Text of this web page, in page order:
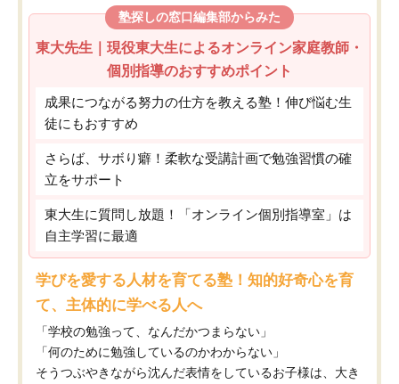
塾探しの窓口編集部からみた
東大先生｜現役東大生によるオンライン家庭教師・
個別指導のおすすめポイント
成果につながる努力の仕方を教える塾！伸び悩む生
徒にもおすすめ
さらば、サボり癖！柔軟な受講計画で勉強習慣の確
立をサポート
東大生に質問し放題！「オンライン個別指導室」は
自主学習に最適
学びを愛する人材を育てる塾！知的好奇心を育
て、主体的に学べる人へ
「学校の勉強って、なんだかつまらない」
「何のために勉強しているのかわからない」
そうつぶやきながら沈んだ表情をしているお子様は、大き